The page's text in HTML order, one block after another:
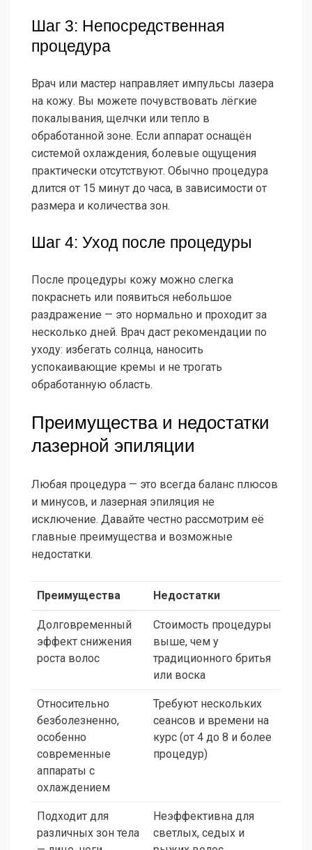
Шаг 3: Непосредственная
процедура
Врач или мастер направляет импульсы лазера
на кожу. Вы можете почувствовать лёгкие
покалывания, щелчки или тепло в
обработанной зоне. Если аппарат оснащён
системой охлаждения, болевые ощущения
практически отсутствуют. Обычно процедура
длится от 15 минут до часа, в зависимости от
размера и количества зон.
Шаг 4: Уход после процедуры
После процедуры кожу можно слегка
покраснеть или появиться небольшое
раздражение — это нормально и проходит за
несколько дней. Врач даст рекомендации по
уходу: избегать солнца, наносить
успокаивающие кремы и не трогать
обработанную область.
Преимущества и недостатки
лазерной эпиляции
Любая процедура — это всегда баланс плюсов
и минусов, и лазерная эпиляция не
исключение. Давайте честно рассмотрим её
главные преимущества и возможные
недостатки.
Преимущества Недостатки
Долговременный
эффект снижения
роста волос
Стоимость процедуры
выше, чем у
традиционного бритья
или воска
Относительно
безболезненно,
особенно
современные
аппараты с
охлаждением
Требуют нескольких
сеансов и времени на
курс (от 4 до 8 и более
процедур)
Подходит для
различных зон тела
Неэффективна для
светлых, седых и